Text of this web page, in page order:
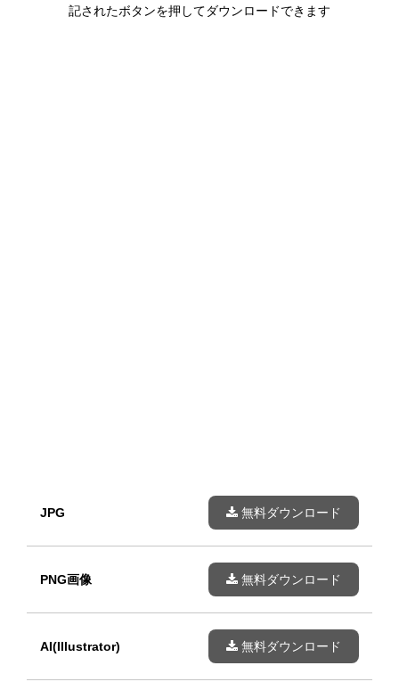
記されたボタンを押してダウンロードできます
JPG 無料ダウンロード
PNG画像 無料ダウンロード
AI(Illustrator) 無料ダウンロード